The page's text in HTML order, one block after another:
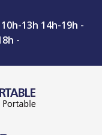
13h 14h-19h -
-